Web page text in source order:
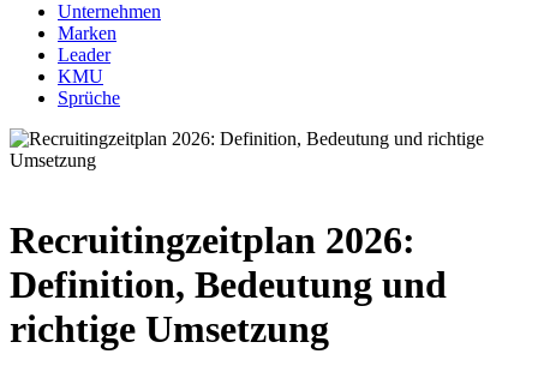
Unternehmen
Marken
Leader
KMU
Sprüche
Recruitingzeitplan 2026:
Definition, Bedeutung und
richtige Umsetzung